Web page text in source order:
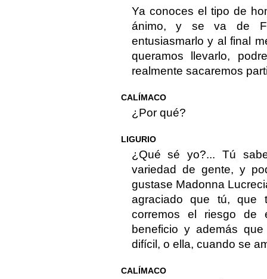
Ya conoces el tipo de
ánimo, y se va de
entusiasmarlo y al final
queramos llevarlo,
realmente sacaremos
CALÍMACO
¿Por qué?
LIGURIO
¿Qué sé yo?... Tú
variedad de gente, y
gustase Madonna
agraciado que tú, que
corremos el riesgo de
beneficio y además
difícil, o ella, cuando se
CALÍMACO